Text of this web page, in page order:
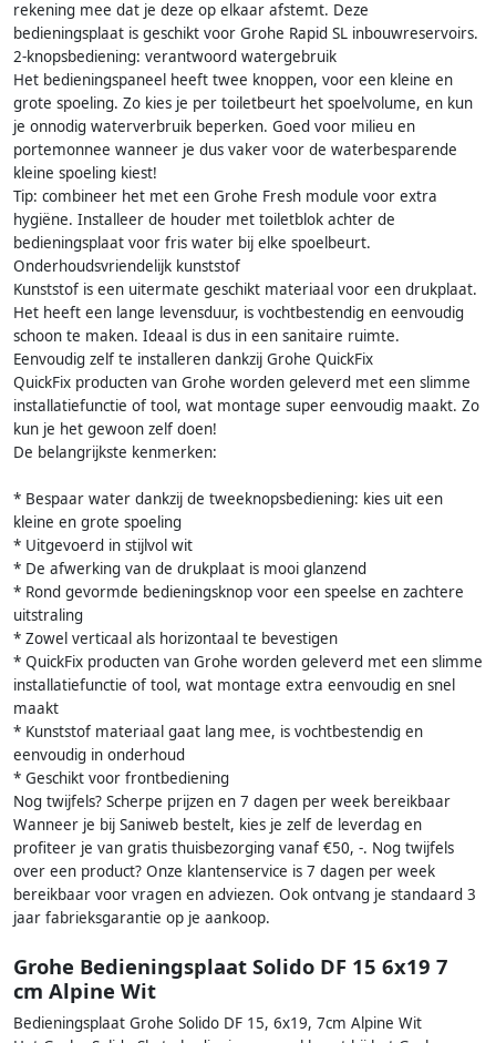
rekening mee dat je deze op elkaar afstemt. Deze
bedieningsplaat is geschikt voor Grohe Rapid SL inbouwreservoirs.
2-knopsbediening: verantwoord watergebruik
Het bedieningspaneel heeft twee knoppen, voor een kleine en
grote spoeling. Zo kies je per toiletbeurt het spoelvolume, en kun
je onnodig waterverbruik beperken. Goed voor milieu en
portemonnee wanneer je dus vaker voor de waterbesparende
kleine spoeling kiest!
Tip: combineer het met een Grohe Fresh module voor extra
hygiëne. Installeer de houder met toiletblok achter de
bedieningsplaat voor fris water bij elke spoelbeurt.
Onderhoudsvriendelijk kunststof
Kunststof is een uitermate geschikt materiaal voor een drukplaat.
Het heeft een lange levensduur, is vochtbestendig en eenvoudig
schoon te maken. Ideaal is dus in een sanitaire ruimte.
Eenvoudig zelf te installeren dankzij Grohe QuickFix
QuickFix producten van Grohe worden geleverd met een slimme
installatiefunctie of tool, wat montage super eenvoudig maakt. Zo
kun je het gewoon zelf doen!
De belangrijkste kenmerken:
* Bespaar water dankzij de tweeknopsbediening: kies uit een
kleine en grote spoeling
* Uitgevoerd in stijlvol wit
* De afwerking van de drukplaat is mooi glanzend
* Rond gevormde bedieningsknop voor een speelse en zachtere
uitstraling
* Zowel verticaal als horizontaal te bevestigen
* QuickFix producten van Grohe worden geleverd met een slimme
installatiefunctie of tool, wat montage extra eenvoudig en snel
maakt
* Kunststof materiaal gaat lang mee, is vochtbestendig en
eenvoudig in onderhoud
* Geschikt voor frontbediening
Nog twijfels? Scherpe prijzen en 7 dagen per week bereikbaar
Wanneer je bij Saniweb bestelt, kies je zelf de leverdag en
profiteer je van gratis thuisbezorging vanaf €50, -. Nog twijfels
over een product? Onze klantenservice is 7 dagen per week
bereikbaar voor vragen en adviezen. Ook ontvang je standaard 3
jaar fabrieksgarantie op je aankoop.
Grohe Bedieningsplaat Solido DF 15 6x19 7
cm Alpine Wit
Bedieningsplaat Grohe Solido DF 15, 6x19, 7cm Alpine Wit